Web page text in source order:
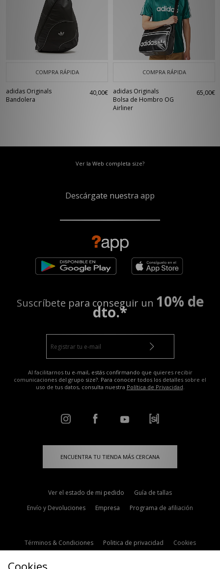
COMPRA RÁPIDA
adidas Originals
Bandolera
40,00€
COMPRA RÁPIDA
adidas Originals
Bolsa de Hombro OG
Airliner
65,00€
Ver la Web completa size?
Descárgate nuestra app
Suscríbete para conseguir un 10% de
dto.*
Al facilitarnos tu e-mail, estás confirmando que quieres recibir
comunicaciones del grupo size?. Para conocer todos los detalles sobre el
uso de tus datos, consulta nuestra Política de Privacidad.
ENCUENTRA TU TIENDA MÁS CERCANA
Ver el estado de mi pedido
Guía de tallas
Envío y Devoluciones
Empresa Programa de afiliación
Términos & Condiciones Politica de privacidad
Cookies
Cookies